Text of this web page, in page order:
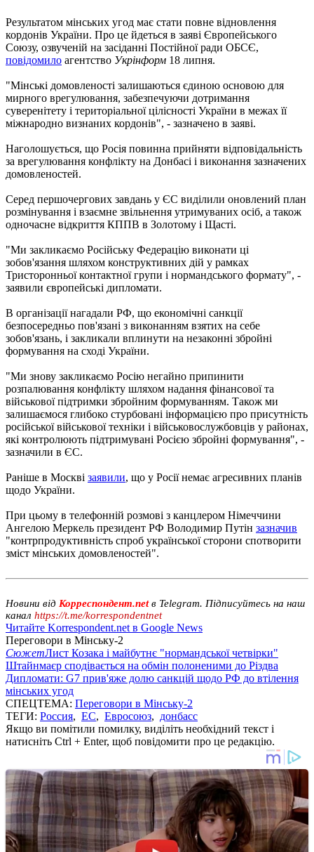
Результатом мінських угод має стати повне відновлення
кордонів України. Про це йдеться в заяві Європейського
Союзу, озвученій на засіданні Постійної ради ОБСЄ,
повідомило агентство Укрінформ 18 липня.
"Мінські домовленості залишаються єдиною основою для
мирного врегулювання, забезпечуючи дотримання
суверенітету і територіальної цілісності України в межах її
міжнародно визнаних кордонів", - зазначено в заяві.
Наголошується, що Росія повинна прийняти відповідальність
за врегулювання конфлікту на Донбасі і виконання зазначених
домовленостей.
Серед першочергових завдань у ЄС виділили оновлений план
розмінування і взаємне звільнення утримуваних осіб, а також
одночасне відкриття КППВ в Золотому і Щасті.
"Ми закликаємо Російську Федерацію виконати ці
зобов'язання шляхом конструктивних дій у рамках
Тристоронньої контактної групи і нормандського формату", -
заявили європейські дипломати.
В організації нагадали РФ, що економічні санкції
безпосередньо пов'язані з виконанням взятих на себе
зобов'язань, і закликали вплинути на незаконні збройні
формування на сході України.
"Ми знову закликаємо Росію негайно припинити
розпалювання конфлікту шляхом надання фінансової та
військової підтримки збройним формуванням. Також ми
залишаємося глибоко стурбовані інформацією про присутність
російської військової техніки і військовослужбовців у районах,
які контролюють підтримувані Росією збройні формування", -
зазначили в ЄС.
Раніше в Москві заявили, що у Росії немає агресивних планів
щодо України.
При цьому в телефонній розмові з канцлером Німеччини
Ангелою Меркель президент РФ Володимир Путін зазначив
"контрпродуктивність спроб української сторони спотворити
зміст мінських домовленостей".
Новини від Корреспондент.netв Telegram. Підписуйтесь на наш
канал https://t.me/korrespondentnet
Читайте Korrespondent.net в Google News
Переговори в Мінську-2
СюжетЛист Козака і майбутнє "нормандської четвірки"
Штайнмаєр сподівається на обмін полоненими до Різдва
Дипломати: G7 прив'яже долю санкцій щодо РФ до втілення
мінських угод
СПЕЦТЕМА: Переговори в Мінську-2
ТЕГИ: Россия, ЕС, Евросоюз, донбасс
Якщо ви помітили помилку, виділіть необхідний текст і
натисніть Ctrl + Enter, щоб повідомити про це редакцію.